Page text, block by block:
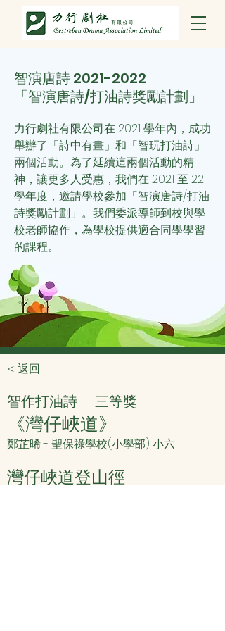
智演唐詩2021-2022
「智演唐詩/打油詩獎勵計劃」
力行劇社有限公司在 2021 學年內，成功
舉辦了「詩中有畫」和「智玩打油詩」
兩個活動。為了延續這兩個活動的精
神，讓更多人受惠，我們在 2021 至 22
學年度，邀請學校參加「智演唐詩/打油
詩獎勵計劃」。我們委派導師到校與學
校老師協作，為學校提供適合同學學習
的課程。
< 返回
智作打油詩 三等獎
《灣仔峽道》
鄭芷晞 - 聖保祿學校(小學部) 小六
灣仔峽道登山徑